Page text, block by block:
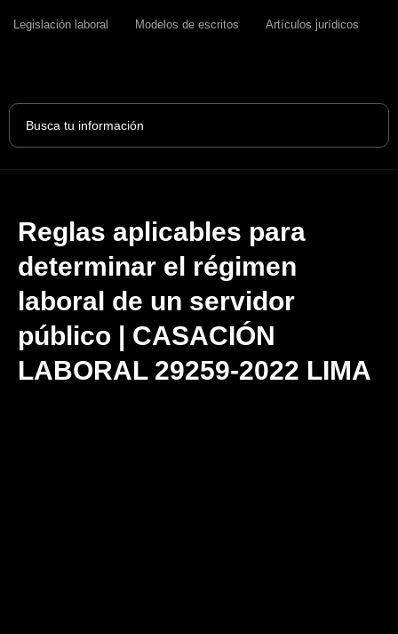
Legislación laboral Modelos de escritos Artículos jurídicos
Search
Reglas aplicables para
determinar el régimen
laboral de un servidor
público | CASACIÓN
LABORAL 29259-2022 LIMA